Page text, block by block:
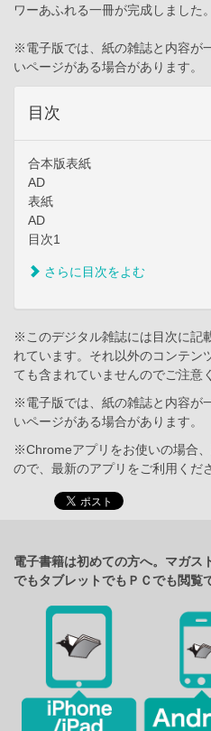
ワーあふれる一冊が完成しました。
※電子版では、紙の雑誌と内容が
いページがある場合があります。
目次
合本版表紙
AD
表紙
AD
目次1
さらに目次をよむ
※このデジタル雑誌には目次に記
れています。それ以外のコンテン
ても含まれていませんのでご注意
※電子版では、紙の雑誌と内容が
いページがある場合があります。
※Chromeアプリをお使いの場合
ので、最新のアプリをご利用くだ
電子書籍は初めての方へ。マガス
でもタブレットでもＰＣでも閲覧